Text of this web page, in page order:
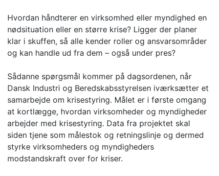
Hvordan håndterer en virksomhed eller myndighed en
nødsituation eller en større krise? Ligger der planer
klar i skuffen, så alle kender roller og ansvarsområder
og kan handle ud fra dem – også under pres?
Sådanne spørgsmål kommer på dagsordenen, når
Dansk Industri og Beredskabsstyrelsen iværksætter et
samarbejde om krisestyring. Målet er i første omgang
at kortlægge, hvordan virksomheder og myndigheder
arbejder med krisestyring. Data fra projektet skal
siden tjene som målestok og retningslinje og dermed
styrke virksomheders og myndigheders
modstandskraft over for kriser.